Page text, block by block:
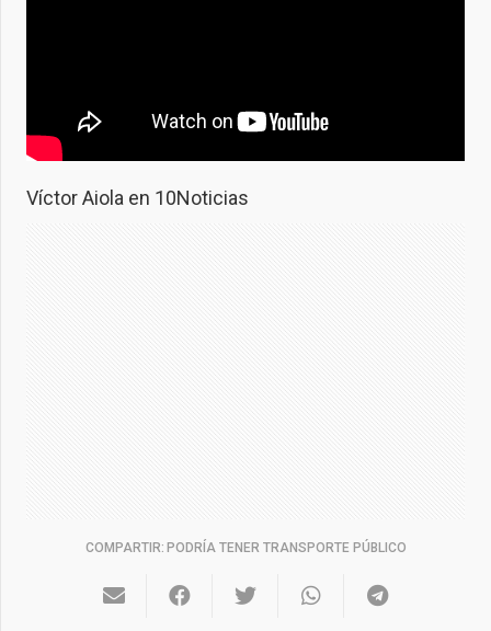
Víctor Aiola en 10Noticias
COMPARTIR: PODRÍA TENER TRANSPORTE PÚBLICO